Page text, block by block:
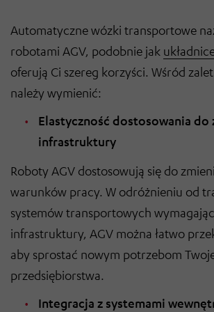
Automatyczne wózki transportowe
robotami AGV, podobnie jak
oferują Ci szereg korzyści. Wśród
należy wymienić:
Elastyczność dostosowania do
infrastruktury
Roboty AGV dostosowują się do
warunków pracy. W odróżnieniu od
systemów transportowych
infrastruktury, AGV można łatwo
aby sprostać nowym potrzebom
przedsiębiorstwa.
Integracja z systemami